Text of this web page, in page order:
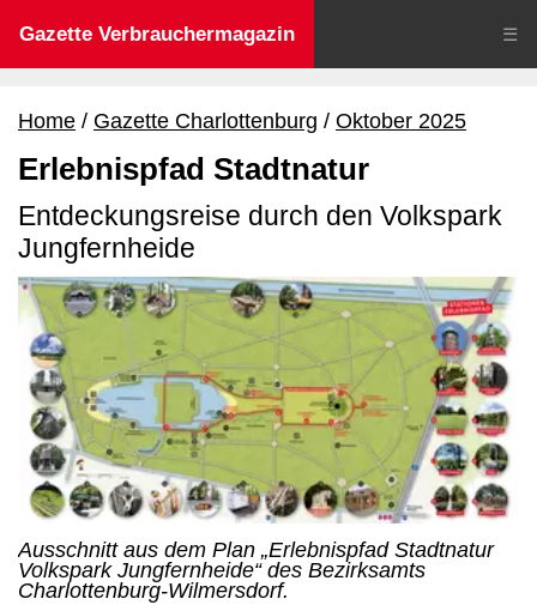
Gazette Verbrauchermagazin ☰
Home Gazette Charlottenburg Oktober 2025
Erlebnispfad Stadtnatur
Entdeckungsreise durch den Volkspark
Jungfernheide
Ausschnitt aus dem Plan „Erlebnispfad Stadtnatur
Volkspark Jungfernheide“ des Bezirksamts
Charlottenburg-Wilmersdorf.